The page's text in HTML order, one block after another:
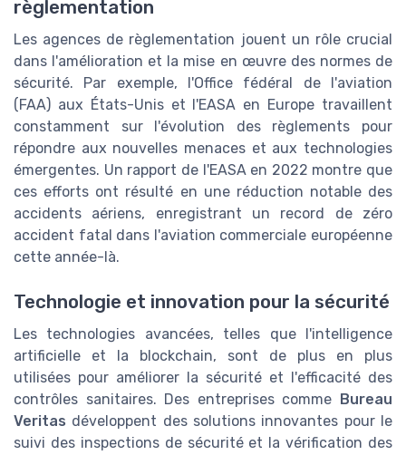
règlementation
Les agences de règlementation jouent un rôle crucial
dans l'amélioration et la mise en œuvre des normes de
sécurité. Par exemple, l'Office fédéral de l'aviation
(FAA) aux États-Unis et l'EASA en Europe travaillent
constamment sur l'évolution des règlements pour
répondre aux nouvelles menaces et aux technologies
émergentes. Un rapport de l'EASA en 2022 montre que
ces efforts ont résulté en une réduction notable des
accidents aériens, enregistrant un record de zéro
accident fatal dans l'aviation commerciale européenne
cette année-là.
Technologie et innovation pour la sécurité
Les technologies avancées, telles que l'intelligence
artificielle et la blockchain, sont de plus en plus
utilisées pour améliorer la sécurité et l'efficacité des
contrôles sanitaires. Des entreprises comme Bureau
Veritas développent des solutions innovantes pour le
suivi des inspections de sécurité et la vérification des